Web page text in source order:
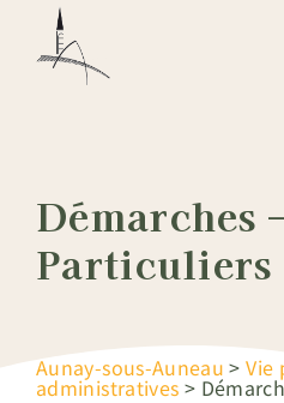
Démarches
Particuliers
Aunay-sous-Auneau >Vie
administratives >